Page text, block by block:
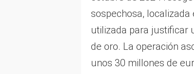
sospechosa,
utilizada para justificar
de oro. La operación
unos 30 millones de